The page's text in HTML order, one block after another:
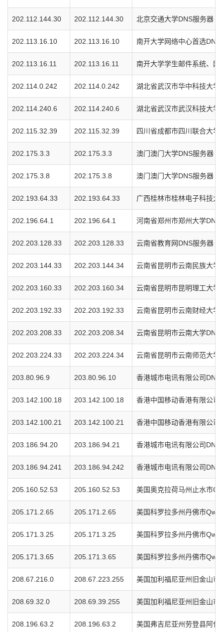
202.112.144.30 202.112.144.30 北京交通大学DNS服务器
202.113.16.10 202.113.16.10 南开大学网络中心首选DNS
202.113.16.11 202.113.16.11 南开大学学生邮件系统、网
202.114.0.242 202.114.0.242 湖北省武汉市华中科技大学
202.114.240.6 202.114.240.6 湖北省武汉市武汉科技大学
202.115.32.39 202.115.32.39 四川省成都市四川联合大学
202.175.3.3 202.175.3.3 澳门澳门大学DNS服务器
202.175.3.8 202.175.3.8 澳门澳门大学DNS服务器
202.193.64.33 202.193.64.33 广西桂林市桂林电子科技大
202.196.64.1 202.196.64.1 河南省郑州市郑州大学DNS
202.203.128.33 202.203.128.33 云南省教育网DNS服务器
202.203.144.33 202.203.144.34 云南省昆明市云南民族大学
202.203.160.33 202.203.160.34 云南省昆明市昆明理工大学
202.203.192.33 202.203.192.33 云南省昆明市云南财经大学
202.203.208.33 202.203.208.34 云南省昆明市云南大学DNS
202.203.224.33 202.203.224.34 云南省昆明市云南师范大学
203.80.96.9 203.80.96.10 香港城市电讯有限公司DNS
203.142.100.18 203.142.100.18 香港中国移动香港有限公司
203.142.100.21 203.142.100.21 香港中国移动香港有限公司
203.186.94.20 203.186.94.21 香港城市电讯有限公司DNS
203.186.94.241 203.186.94.242 香港城市电讯有限公司DNS
205.160.52.53 205.160.52.53 美国奥克拉荷马州止水市
205.171.2.65 205.171.2.65 美国科罗拉多州丹佛市
205.171.3.25 205.171.3.25 美国科罗拉多州丹佛市
205.171.3.65 205.171.3.65 美国科罗拉多州丹佛市
208.67.216.0 208.67.223.255 美国加利福尼亚州旧金山
208.69.32.0 208.69.39.255 美国加利福尼亚州旧金山
208.196.63.2 208.196.63.2 美国弗吉尼亚州劳登县阿